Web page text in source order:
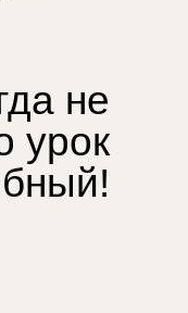
не
урок